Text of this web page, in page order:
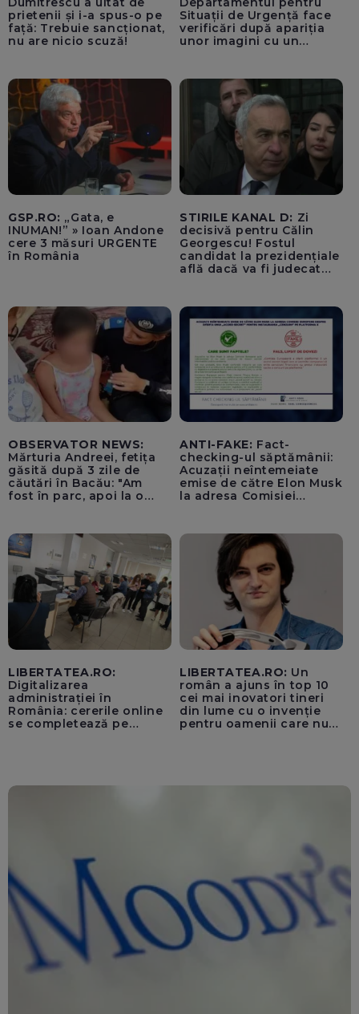
prietenii și i-a spus-o pe
față: Trebuie sancționat,
nu are nicio scuză!
Situații de Urgență face
verificări după apariția
unor imagini cu un
pentru cumpărături în
timp ce transporta un
pacient către spital
GSP.RO: „Gata, e
INUMAN!” » Ioan Andone
cere 3 măsuri URGENTE
în România
STIRILE KANAL D: Zi
decisivă pentru Călin
Georgescu! Fostul
candidat la prezidențiale
află dacă va fi judecat
OBSERVATOR NEWS:
Mărturia Andreei, fetița
găsită după 3 zile de
căutări în Bacău: "Am
fost în parc, apoi la o
ANTI-FAKE: Fact-
checking-ul săptămânii:
Acuzații neîntemeiate
emise de către Elon Musk
la adresa Comisiei
pentru instaurarea
„cenzurii” pe platforma X
LIBERTATEA.RO:
Digitalizarea
administrației în
România: cererile online
se completează pe
LIBERTATEA.RO: Un
român a ajuns în top 10
cei mai inovatori tineri
din lume cu o invenție
pentru oamenii care nu